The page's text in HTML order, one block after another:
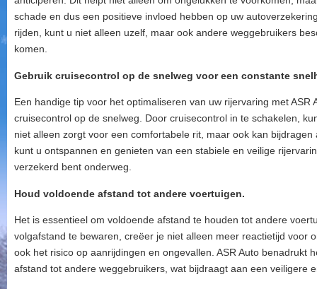
schade en dus een positieve invloed hebben op uw
rijden, kunt u niet alleen uzelf, maar ook andere weggebruikers
komen.
Gebruik cruisecontrol op de snelweg voor een constante
Een handige tip voor het optimaliseren van uw rijervaring met ASR
cruisecontrol op de snelweg. Door cruisecontrol in te schakelen,
niet alleen zorgt voor een comfortabele rit, maar ook kan
kunt u ontspannen en genieten van een stabiele en veilige
verzekerd bent onderweg.
Houd voldoende afstand tot andere voertuigen.
Het is essentieel om voldoende afstand te houden tot andere
volgafstand te bewaren, creëer je niet alleen meer reactietijd voor
ook het risico op aanrijdingen en ongevallen. ASR Auto benadrukt
afstand tot andere weggebruikers, wat bijdraagt aan een veiligere